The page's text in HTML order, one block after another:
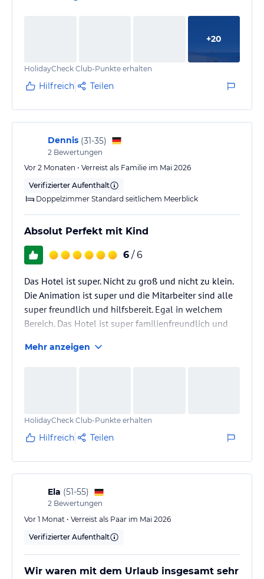
+20
HolidayCheck Club-Punkte erhalten
Hilfreich Teilen
Dennis (31-35)
2 Bewertungen
Vor 2 Monaten • Verreist als Familie im Mai 2026
Verifizierter Aufenthalt
Doppelzimmer Standard seitlichem Meerblick
Absolut Perfekt mit Kind
6 / 6
Das Hotel ist super. Nicht zu groß und nicht zu klein.
Die Animation ist super und die Mitarbeiter sind alle
super freundlich und hilfsbereit. Egal in welchem
Bereich. Das Hotel ist super familienfreundlich und
kommen wieder. Besonders hervorheben möchte ich
personalisierten…
Mehr anzeigen
HolidayCheck Club-Punkte erhalten
Hilfreich Teilen
Ela (51-55)
2 Bewertungen
Vor 1 Monat • Verreist als Paar im Mai 2026
Verifizierter Aufenthalt
Wir waren mit dem Urlaub insgesamt sehr